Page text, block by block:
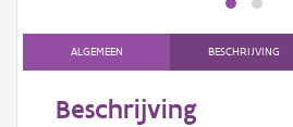
AanmeldenALGEMEEN BESCHRIJVING
Beschrijving